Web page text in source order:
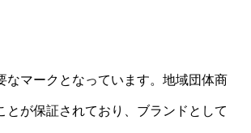
なマークとなっています。地域団体商
が保証されており、ブランドとして